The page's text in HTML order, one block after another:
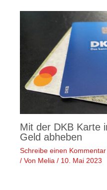
Mit der DKB Karte
Geld abheben
Schreibe einen Kommentar
/ Von Melia / 10. Mai 2023